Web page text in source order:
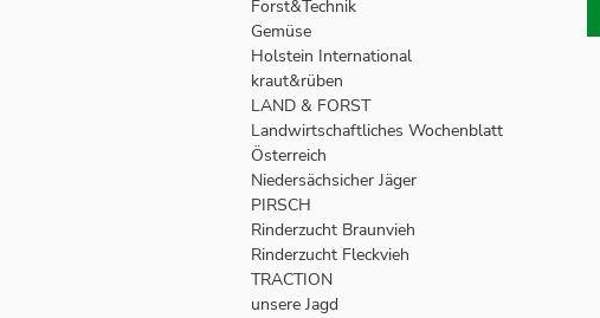
Forst&Technik
Gemüse
Holstein International
kraut&rüben
LAND & FORST
Landwirtschaftliches Wochenblatt
Österreich
Niedersächsicher Jäger
PIRSCH
Rinderzucht Braunvieh
Rinderzucht Fleckvieh
TRACTION
unsere Jagd